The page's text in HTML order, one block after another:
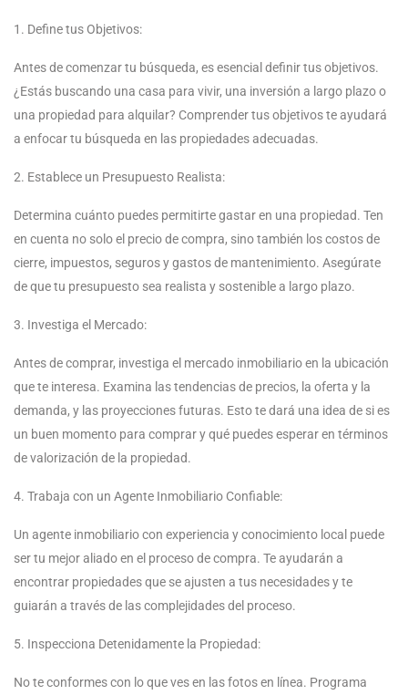
1. Define tus Objetivos:
Antes de comenzar tu búsqueda, es esencial definir tus objetivos.
¿Estás buscando una casa para vivir, una inversión a largo plazo o
una propiedad para alquilar? Comprender tus objetivos te ayudará
a enfocar tu búsqueda en las propiedades adecuadas.
2. Establece un Presupuesto Realista:
Determina cuánto puedes permitirte gastar en una propiedad. Ten
en cuenta no solo el precio de compra, sino también los costos de
cierre, impuestos, seguros y gastos de mantenimiento. Asegúrate
de que tu presupuesto sea realista y sostenible a largo plazo.
3. Investiga el Mercado:
Antes de comprar, investiga el mercado inmobiliario en la ubicación
que te interesa. Examina las tendencias de precios, la oferta y la
demanda, y las proyecciones futuras. Esto te dará una idea de si es
un buen momento para comprar y qué puedes esperar en términos
de valorización de la propiedad.
4. Trabaja con un Agente Inmobiliario Confiable:
Un agente inmobiliario con experiencia y conocimiento local puede
ser tu mejor aliado en el proceso de compra. Te ayudarán a
encontrar propiedades que se ajusten a tus necesidades y te
guiarán a través de las complejidades del proceso.
5. Inspecciona Detenidamente la Propiedad:
No te conformes con lo que ves en las fotos en línea. Programa